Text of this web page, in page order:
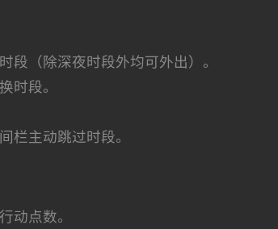
段（除深夜时段外均可外出）。
时段。
栏主动跳过时段。
动点数。